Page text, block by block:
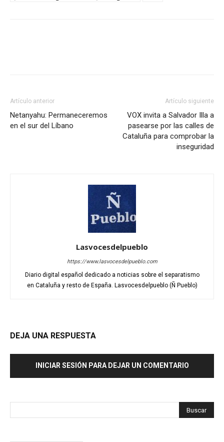
Artículo anterior
Netanyahu: Permaneceremos
en el sur del Líbano
Artículo siguiente
VOX invita a Salvador Illa a
pasearse por las calles de
Cataluña para comprobar la
inseguridad
Lasvocesdelpueblo
https://www.lasvocesdelpueblo.com
Diario digital español dedicado a noticias sobre el separatismo
en Cataluña y resto de España. Lasvocesdelpueblo (Ñ Pueblo)
DEJA UNA RESPUESTA
INICIAR SESIÓN PARA DEJAR UN COMENTARIO